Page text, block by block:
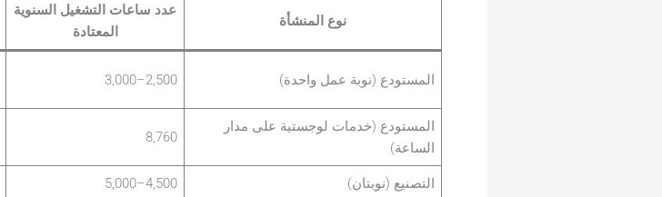
نوع المنشأة
عدد ساعات التشغيل السنوية
المعتادة
المستودع (نوبة عمل واحدة) 2,500–3,000
المستودع (خدمات لوجستية على مدار
الساعة)
8,760
التصنيع (نوبتان) 4,500–5,000